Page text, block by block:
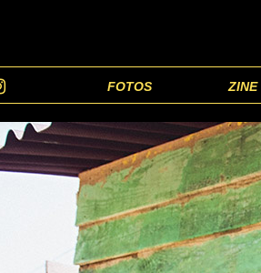
FOTOS ZINE